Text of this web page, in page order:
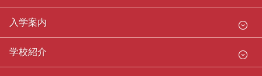
入学案内
学校紹介